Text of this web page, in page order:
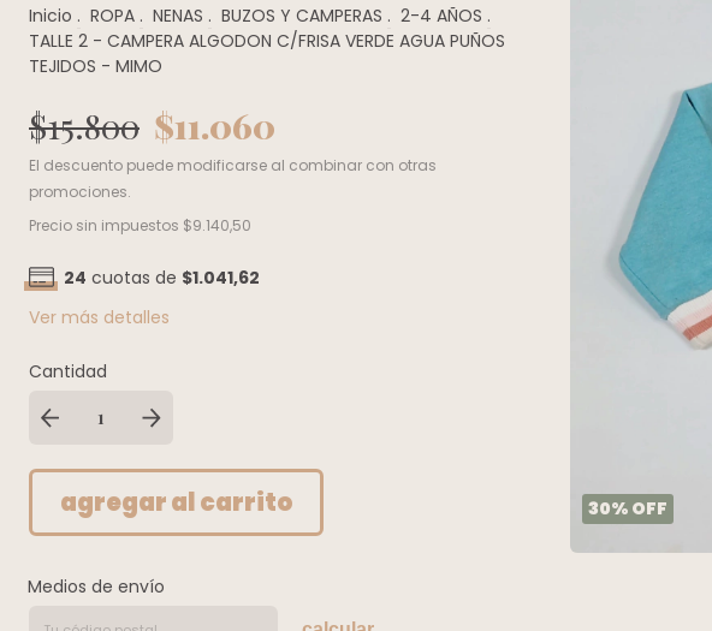
Inicio . ROPA . NENAS . BUZOS Y CAMPERAS . 2-4 AÑOS .
TALLE 2 - CAMPERA ALGODON C/FRISA VERDE AGUA PUÑOS
TEJIDOS - MIMO
$15.800 $11.060
El descuento puede modificarse al combinar con otras
promociones.
Precio sin impuestos $9.140,50
24 cuotas de $1.041,62
Ver más detalles
Cantidad
Medios de envío
30% OFF